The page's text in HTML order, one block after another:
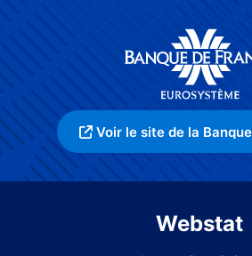
Voir le site de la
Webstat